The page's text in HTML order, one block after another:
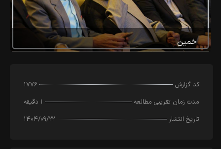
خمین
کد‌ گزارش
۱۷۷۶
مدت زمان تقریبی مطالعه
۱ دقیقه
تاریخ انتشار
۱۴۰۴/۰۹/۲۲